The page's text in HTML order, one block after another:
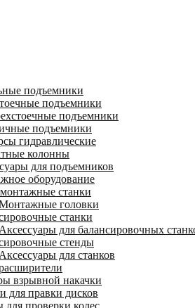
подъемники
подъемники
подъемники
подъемники
гидравлические
колонны
для подъемников
оборудование
станки
головки
станки
Аксессуары для балансировочных
стенды
Аксессуары для станков
взрывной накачки
для правки дисков
проверки колес